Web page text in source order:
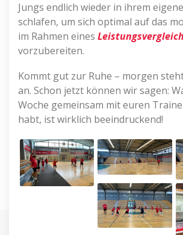
Jungs endlich wieder in ihrem
schlafen, um sich optimal auf das
im Rahmen eines
vorzubereiten.
Kommt gut zur Ruhe – morgen
an. Schon jetzt können wir sagen:
Woche gemeinsam mit euren
habt, ist wirklich beeindruckend!